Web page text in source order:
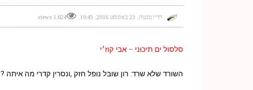
רדיו מנטה 23 באוגוסט 2016 19:45
1,824 views
סלסול ים תיכוני – אבי קוז׳י
השורד שלא שרד: רון שובל נופל חזק ,ונסרין קדרי מה איתה ?